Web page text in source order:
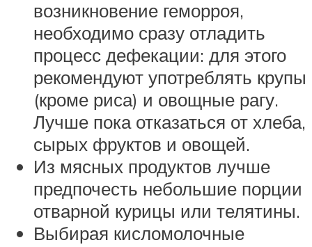
возникновение геморроя,
необходимо сразу отладить
процесс дефекации: для этого
рекомендуют употреблять крупы
(кроме риса) и овощные рагу.
Лучше пока отказаться от хлеба,
сырых фруктов и овощей.
Из мясных продуктов лучше
предпочесть небольшие порции
отварной курицы или телятины.
Выбирая кисломолочные